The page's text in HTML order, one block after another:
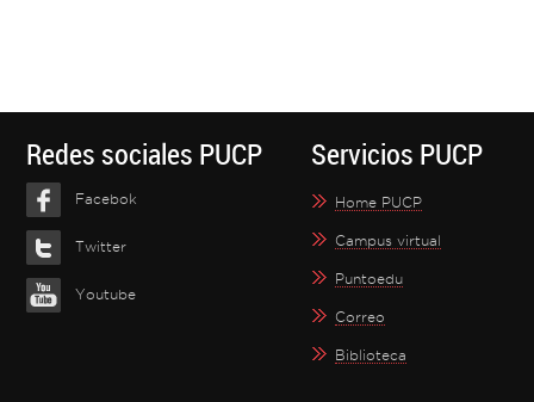
Redes sociales PUCP
Facebok
Twitter
Youtube
Servicios PUCP
Home PUCP
Campus virtual
Puntoedu
Correo
Biblioteca